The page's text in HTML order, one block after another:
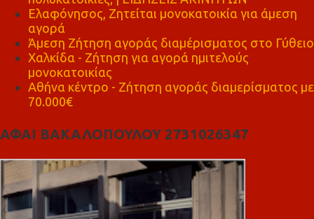
Ελαφόνησος, Ζητείται μονοκατοικία για άμεση
αγορά
Άμεση Ζήτηση αγοράς διαμέρισματος στο Γύθειο
Χαλκίδα - Ζήτηση για αγορά ημιτελούς
μονοκατοικίας
Αθήνα κέντρο - Ζήτηση αγοράς διαμερίσματος με
70.000€
ΑΦΑΙ ΒΑΚΑΛΟΠΟΥΛΟΥ 2731026347